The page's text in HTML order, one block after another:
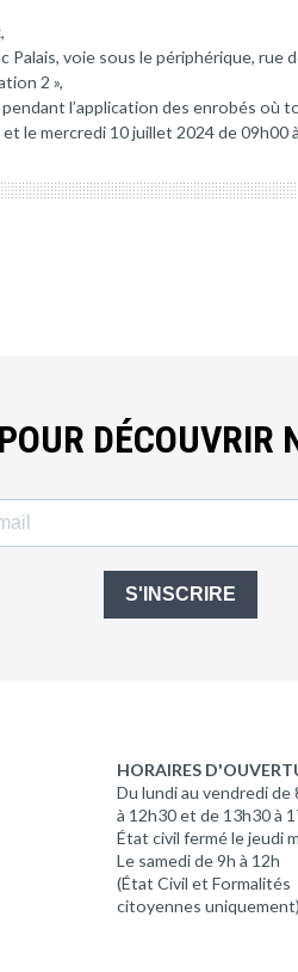
Palais, voie sous le périphérique, rue
2 »,
l’application des enrobés où
le mercredi 10 juillet 2024 de 09h00 à
S'INSCRIRE
HORAIRES
Du lundi au vendredi de
à 12h30 et de 13h30 à
État civil fermé le jeudi
Le samedi de 9h à 12h
(État Civil et Formalités
citoyennes